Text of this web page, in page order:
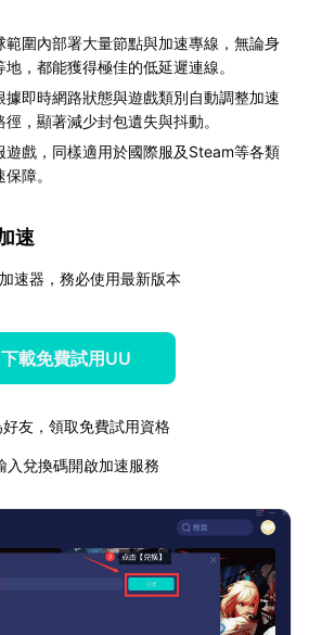
範圍內部署大量節點與加速專線，無論身
，都能獲得極佳的低延遲連線。
據即時網路狀態與遊戲類別自動調整加速
，顯著減少封包遺失與抖動。
遊戲，同樣適用於國際服及Steam等各類
障。
速
速器，務必使用最新版本
下載免費試用UU
友，領取免費試用資格
入兌換碼開啟加速服務